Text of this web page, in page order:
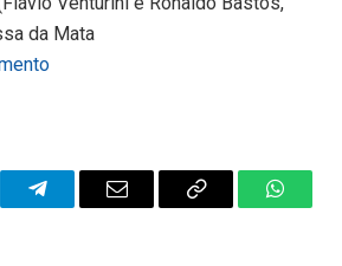
da Mata
TelegramEmail
Copy